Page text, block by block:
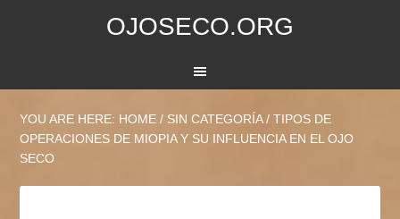
OJOSECO.ORG
YOU ARE HERE: HOME / SIN CATEGORÍA / TIPOS DE
OPERACIONES DE MIOPIA Y SU INFLUENCIA EN EL OJO
SECO